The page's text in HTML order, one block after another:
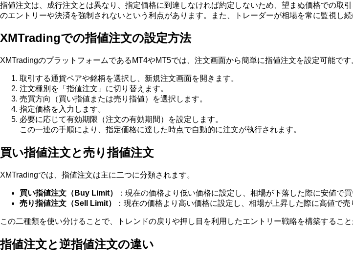
指値注文は、成行注文とは異なり、指定価格に到達しなければ約定しないため、望まぬ価格での
のエントリーや決済を強制されないという利点があります。また、トレーダーが相場を常に監視し
XMTradingでの指値注文の設定方法
XMTradingのプラットフォームであるMT4やMT5では、注文画面から簡単に指値注文を設定可能です
取引する通貨ペアや銘柄を選択し、新規注文画面を開きます。
注文種別を「指値注文」に切り替えます。
売買方向（買い指値または売り指値）を選択します。
指定価格を入力します。
必要に応じて有効期限（注文の有効期間）を設定します。
この一連の手順により、指定価格に達した時点で自動的に注文が執行されます。
買い指値注文と売り指値注文
XMTradingでは、指値注文は主に二つに分類されます。
買い指値注文（Buy Limit）
：現在の価格より低い価格に設定し、相場が下落した際に安値で買
売り指値注文（Sell Limit）
：現在の価格より高い価格に設定し、相場が上昇した際に高値で売
この二種類を使い分けることで、トレンドの戻りや押し目を利用したエントリー戦略を構築すること
指値注文と逆指値注文の違い